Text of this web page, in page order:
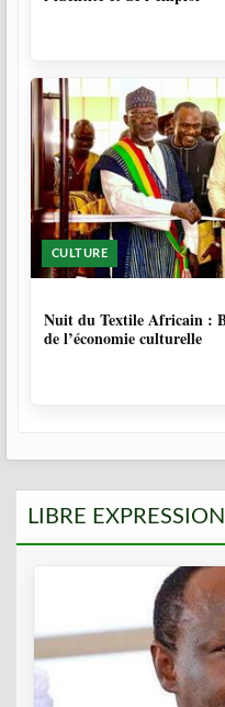
CULTURE
Nuit du Textile Africain :
de l’économie culturelle
LIBRE EXPRESSION